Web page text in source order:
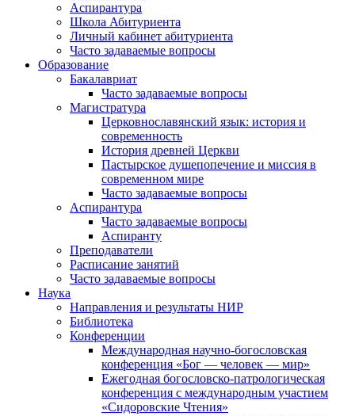
Аспирантура
Школа Абитуриента
Личный кабинет абитуриента
Часто задаваемые вопросы
Образование
Бакалавриат
Часто задаваемые вопросы
Магистратура
Церковнославянский язык: история и
современность
История древней Церкви
Пастырское душепопечение и миссия в
современном мире
Часто задаваемые вопросы
Аспирантура
Часто задаваемые вопросы
Аспиранту
Преподаватели
Расписание занятий
Часто задаваемые вопросы
Наука
Направления и результаты НИР
Библиотека
Конференции
Международная научно-богословская
конференция «Бог — человек — мир»
Ежегодная богословско-патрологическая
конференция с международным участием
«Сидоровские Чтения»